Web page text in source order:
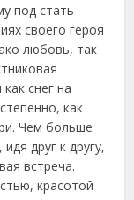
под стать —
своего героя
любовь, так
снег на
как
Чем больше
друг к другу,
встреча.
красотой